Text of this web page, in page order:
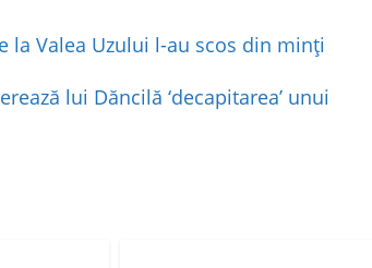
la Valea Uzului l-au scos din minţi
lui Dăncilă ‘decapitarea’ unui